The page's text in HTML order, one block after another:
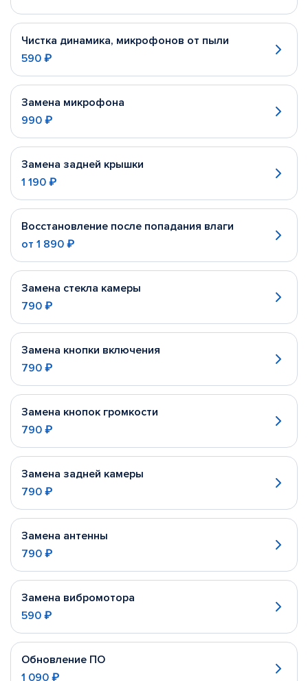
Чистка динамика, микрофонов от пыли
590 ₽
Замена микрофона
990 ₽
Замена задней крышки
1 190 ₽
Восстановление после попадания влаги
от 1 890 ₽
Замена стекла камеры
790 ₽
Замена кнопки включения
790 ₽
Замена кнопок громкости
790 ₽
Замена задней камеры
790 ₽
Замена антенны
790 ₽
Замена вибромотора
590 ₽
Обновление ПО
1 090 ₽